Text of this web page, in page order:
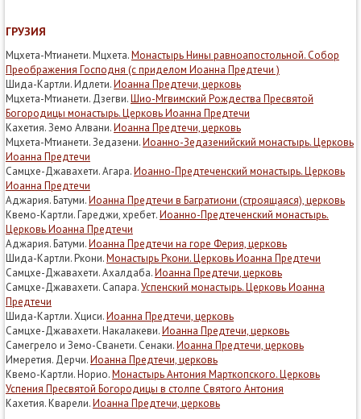
ГРУЗИЯ
Мцхета-Мтианети. Мцхета.Монастырь Нины равноапостольной. Собор
Преображения Господня (с приделом Иоанна Предтечи )
Шида-Картли. Идлети.Иоанна Предтечи, церковь
Мцхета-Мтианети. Дзегви.Шио-Мгвимский Рождества Пресвятой
Богородицы монастырь. Церковь Иоанна Предтечи
Кахетия. Земо Алвани.Иоанна Предтечи, церковь
Мцхета-Мтианети. Зедазени.Иоанно-Зедазенийский монастырь. Церковь
Иоанна Предтечи
Самцхе-Джавахети. Агара.Иоанно-Предтеченский монастырь. Церковь
Иоанна Предтечи
Аджария. Батуми.Иоанна Предтечи в Багратиони (строящаяся), церковь
Квемо-Картли. Гареджи, хребет.Иоанно-Предтеченский монастырь.
Церковь Иоанна Предтечи
Аджария. Батуми.Иоанна Предтечи на горе Ферия, церковь
Шида-Картли. Ркони.Монастырь Ркони. Церковь Иоанна Предтечи
Самцхе-Джавахети. Ахалдаба.Иоанна Предтечи, церковь
Самцхе-Джавахети. Сапара.Успенский монастырь. Церковь Иоанна
Предтечи
Шида-Картли. Хциси.Иоанна Предтечи, церковь
Самцхе-Джавахети. Накалакеви.Иоанна Предтечи, церковь
Самегрело и Земо-Сванети. Сенаки.Иоанна Предтечи, церковь
Имеретия. Дерчи.Иоанна Предтечи, церковь
Квемо-Картли. Норио.Монастырь Антония Марткопского. Церковь
Успения Пресвятой Богородицы в столпе Святого Антония
Кахетия. Кварели.Иоанна Предтечи, церковь